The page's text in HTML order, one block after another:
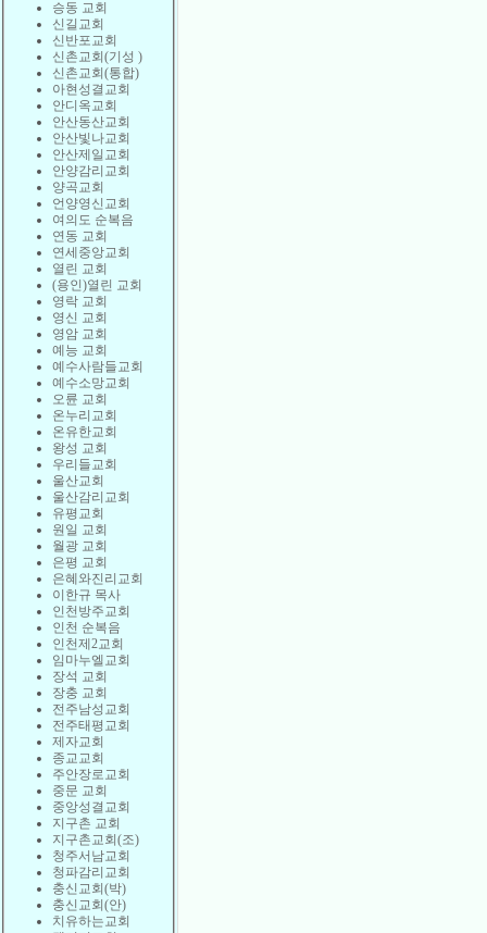
승동 교회
신길교회
신반포교회
신촌교회(기성 )
신촌교회(통합)
아현성결교회
안디옥교회
안산동산교회
안산빛나교회
안산제일교회
안양감리교회
양곡교회
언양영신교회
여의도 순복음
연동 교회
연세중앙교회
열린 교회
(용인)열린 교회
영락 교회
영신 교회
영암 교회
예능 교회
예수사람들교회
예수소망교회
오륜 교회
온누리교회
온유한교회
왕성 교회
우리들교회
울산교회
울산감리교회
유평교회
원일 교회
월광 교회
은평 교회
은혜와진리교회
이한규 목사
인천방주교회
인천 순복음
인천제2교회
임마누엘교회
장석 교회
장충 교회
전주남성교회
전주태평교회
제자교회
종교교회
주안장로교회
중문 교회
중앙성결교회
지구촌 교회
지구촌교회(조)
청주서남교회
청파감리교회
충신교회(박)
충신교회(안)
치유하는교회